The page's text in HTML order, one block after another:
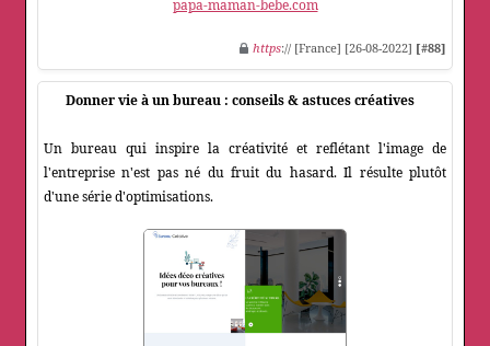
papa-maman-bebe.com
https:// [France] [26-08-2022] [#88]
Donner vie à un bureau : conseils & astuces créatives
Un bureau qui inspire la créativité et reflétant l'image de
l'entreprise n'est pas né du fruit du hasard. Il résulte plutôt
d'une série d'optimisations.